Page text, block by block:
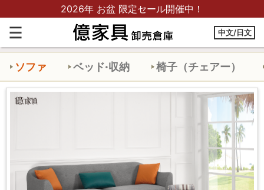
2026年 お盆 限定セール開催中！
中文/日文
ホームページ
商品一覧 ソファ 木製フレームソファ
ソファ ベッド·収納 椅子（チェアー）